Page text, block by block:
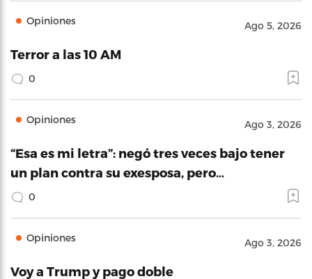
Opiniones Ago 5, 2026
Terror a las 10 AM
0
Opiniones Ago 3, 2026
“Esa es mi letra”: negó tres veces bajo tener
un plan contra su exesposa, pero…
0
Opiniones Ago 3, 2026
Voy a Trump y pago doble